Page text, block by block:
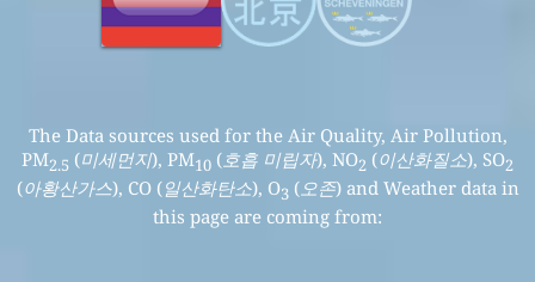
The Data sources used for the Air Quality, Air Pollution,
PM2.5 (미세먼지), PM10 ( 호흡 미립자), NO2 (이산화질소), SO2
(아황산가스), CO (일산화탄소), O3 (오존) and Weather data in
this page are coming from: